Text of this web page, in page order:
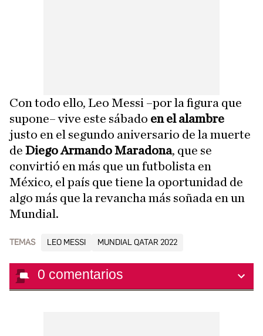
Con todo ello, Leo Messi –por la figura que
supone– vive este sábado en el alambre
justo en el segundo aniversario de la muerte
de Diego Armando Maradona, que se
convirtió en más que un futbolista en
México, el país que tiene la oportunidad de
algo más que la revancha más soñada en un
Mundial.
TEMAS LEO MESSI MUNDIAL QATAR 2022
0 comentarios